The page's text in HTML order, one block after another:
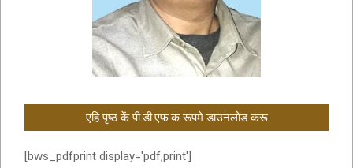
एहि पृष्ठ कें पी.डी.एफ.क रूपमे डाउनलोड करू
[bws_pdfprint display='pdf,print']